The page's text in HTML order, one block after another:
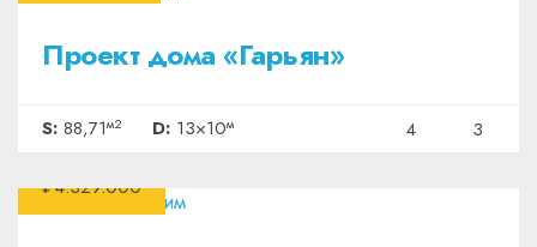
Проект дома «Гарьян»
S: 88,71м2 D: 13×10м 4 3
₽4.329.000